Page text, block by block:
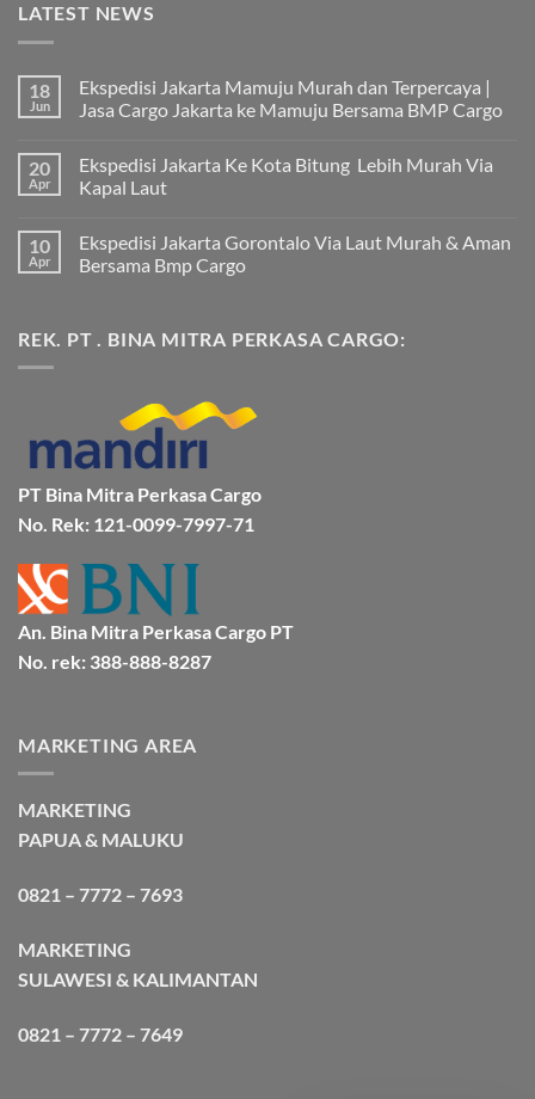
LATEST NEWS
18
Jun
Ekspedisi Jakarta Mamuju Murah dan Terpercaya |
Jasa Cargo Jakarta ke Mamuju Bersama BMP Cargo
komentar
pada
Ekspedisi
Murah
dan
Terpercaya
Jakarta
ke
20
Apr
Ekspedisi Jakarta Ke Kota Bitung Lebih Murah Via
Kapal Laut
komentar
pada
Ekspedisi
Bitung
Lebih
10
Apr
Ekspedisi Jakarta Gorontalo Via Laut Murah & Aman
Bersama Bmp Cargo
pada
Ekspedisi
&
Aman
Bersama
Bmp
Cargo
REK. PT . BINA MITRA PERKASA CARGO:
PT Bina Mitra Perkasa Cargo
No. Rek: 121-0099-7997-71
An. Bina Mitra Perkasa Cargo PT
No. rek: 388-888-8287
MARKETING AREA
MARKETING
PAPUA & MALUKU
0821 – 7772 – 7693
MARKETING
SULAWESI & KALIMANTAN
0821 – 7772 – 7649